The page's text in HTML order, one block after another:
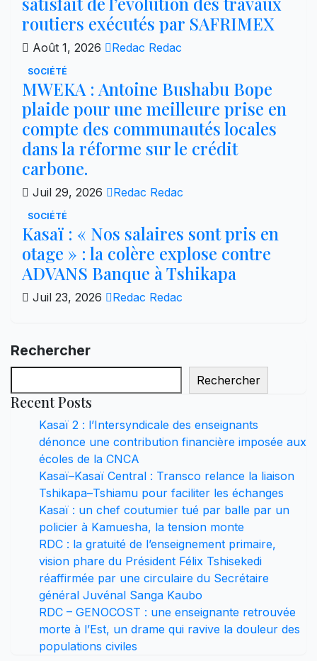
routiers exécutés par SAFRIMEX
Août 1, 2026 Redac Redac
SOCIÉTÉ
MWEKA : Antoine Bushabu Bope
plaide pour une meilleure prise en
compte des communautés locales
dans la réforme sur le crédit
carbone.
Juil 29, 2026 Redac Redac
SOCIÉTÉ
Kasaï : « Nos salaires sont pris en
otage » : la colère explose contre
ADVANS Banque à Tshikapa
Juil 23, 2026 Redac Redac
Rechercher
Rechercher
Recent Posts
Kasaï 2 : l’Intersyndicale des enseignants
dénonce une contribution financière imposée aux
écoles de la CNCA
Kasaï–Kasaï Central : Transco relance la liaison
Tshikapa–Tshiamu pour faciliter les échanges
Kasaï : un chef coutumier tué par balle par un
policier à Kamuesha, la tension monte
RDC : la gratuité de l’enseignement primaire,
vision phare du Président Félix Tshisekedi
réaffirmée par une circulaire du Secrétaire
général Juvénal Sanga Kaubo
RDC – GENOCOST : une enseignante retrouvée
morte à l’Est, un drame qui ravive la douleur des
populations civiles